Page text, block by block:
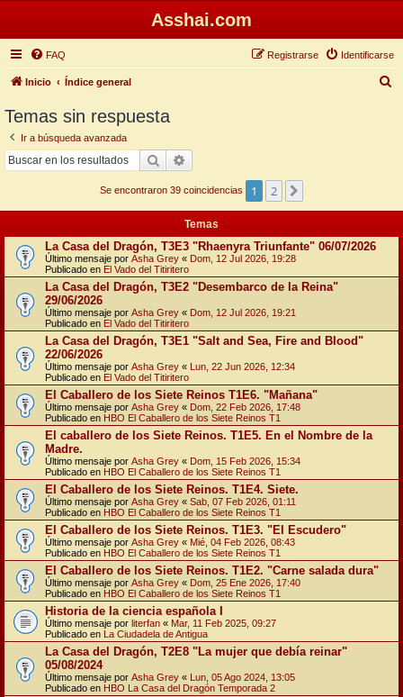
Asshai.com
FAQ Identificarse
Registrarse
Inicio Índice general
Temas sin respuesta
Ir a búsqueda avanzada
Buscar
Se encontraron 39 coincidencias 1 2
Temas
La Casa del Dragón, T3E3 "Rhaenyra Triunfante" 06/07/2026
Último mensaje por Asha Grey « Dom, 12 Jul 2026, 19:28
Publicado en El Vado del Titiritero
La Casa del Dragón, T3E2 "Desembarco de la Reina"
29/06/2026
Último mensaje por Asha Grey « Dom, 12 Jul 2026, 19:21
Publicado en El Vado del Titiritero
La Casa del Dragón, T3E1 "Salt and Sea, Fire and Blood"
22/06/2026
Último mensaje por Asha Grey « Lun, 22 Jun 2026, 12:34
Publicado en El Vado del Titiritero
El Caballero de los Siete Reinos T1E6. "Mañana"
Último mensaje por Asha Grey « Dom, 22 Feb 2026, 17:48
Publicado en HBO El Caballero de los Siete Reinos T1
El caballero de los Siete Reinos. T1E5. En el Nombre de la
Madre.
Último mensaje por Asha Grey « Dom, 15 Feb 2026, 15:34
Publicado en HBO El Caballero de los Siete Reinos T1
El Caballero de los Siete Reinos. T1E4. Siete.
Último mensaje por Asha Grey « Sab, 07 Feb 2026, 01:11
Publicado en HBO El Caballero de los Siete Reinos T1
El Caballero de los Siete Reinos. T1E3. "El Escudero"
Último mensaje por Asha Grey « Mié, 04 Feb 2026, 08:43
Publicado en HBO El Caballero de los Siete Reinos T1
El Caballero de los Siete Reinos. T1E2. "Carne salada dura"
Último mensaje por Asha Grey « Dom, 25 Ene 2026, 17:40
Publicado en HBO El Caballero de los Siete Reinos T1
Historia de la ciencia española I
Último mensaje por literfan « Mar, 11 Feb 2025, 09:27
Publicado en La Ciudadela de Antigua
La Casa del Dragón, T2E8 "La mujer que debía reinar"
05/08/2024
Último mensaje por Asha Grey « Lun, 05 Ago 2024, 13:05
Publicado en HBO La Casa del Dragón Temporada 2